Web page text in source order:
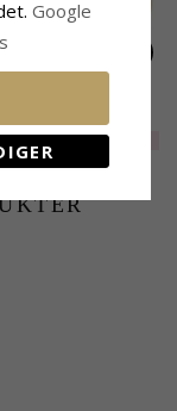
forgyldt stål -
EXTRA175,-
Google